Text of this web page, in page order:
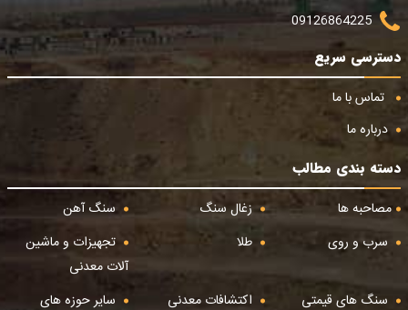
09126864225
دسترسی سریع
تماس با ما
درباره ما
دسته بندی مطالب
مصاحبه ها
زغال سنگ
سنگ آهن
سرب و روی
طلا
تجهیزات و ماشین
آلات معدنی
سنگ های قیمتی
اکتشافات معدنی سایر حوزه های